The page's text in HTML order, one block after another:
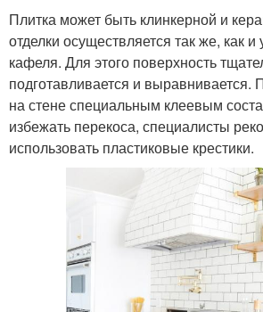
Плитка может быть клинкерной и
отделки осуществляется так же, как
кафеля. Для этого поверхность
подготавливается и выравнивается.
на стене специальным клеевым
избежать перекоса, специалисты
использовать пластиковые крестики.